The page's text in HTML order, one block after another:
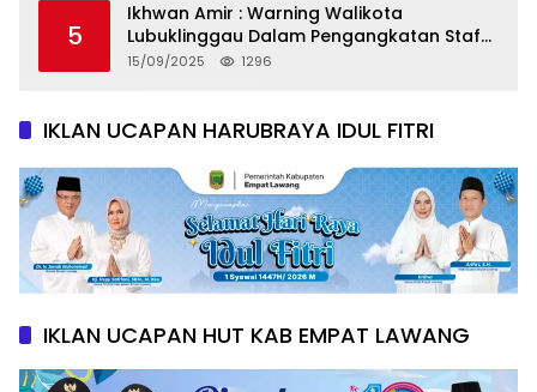
5
Ikhwan Amir : Warning Walikota
Lubuklinggau Dalam Pengangkatan Staf
Khusus
15/09/2025 1296
IKLAN UCAPAN HARUBRAYA IDUL FITRI
IKLAN UCAPAN HUT KAB EMPAT LAWANG